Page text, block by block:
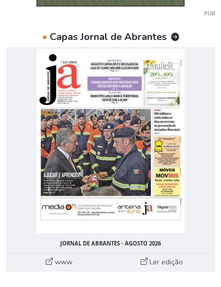
PUB
• Capas Jornal de Abrantes
JORNAL DE ABRANTES - AGOSTO 2026
www Ler edição